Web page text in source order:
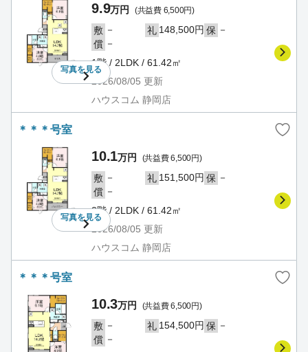
写真を見る
9.9万円 (共益費 6,500円)
敷 － 礼 148,500円 保 －
償 －
1階 / 2LDK / 61.42㎡
2026/08/05 更新
ハウスコム 静岡店
＊＊＊号室
写真を見る
10.1万円 (共益費 6,500円)
敷 － 礼 151,500円 保 －
償 －
2階 / 2LDK / 61.42㎡
2026/08/05 更新
ハウスコム 静岡店
＊＊＊号室
10.3万円 (共益費 6,500円)
敷 － 礼 154,500円 保 －
償 －